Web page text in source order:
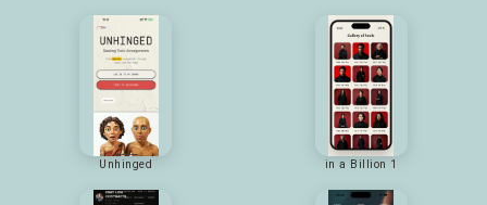
1 in a Billion
Unhinged